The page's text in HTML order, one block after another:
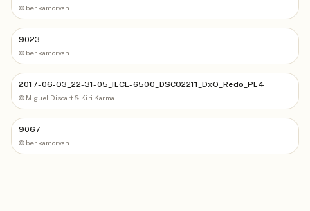
© benkamorvan
9023
© benkamorvan
2017-06-03_22-31-05_ILCE-6500_DSC02211_DxO_Redo_PL4
© Miguel Discart & Kiri Karma
9067
© benkamorvan